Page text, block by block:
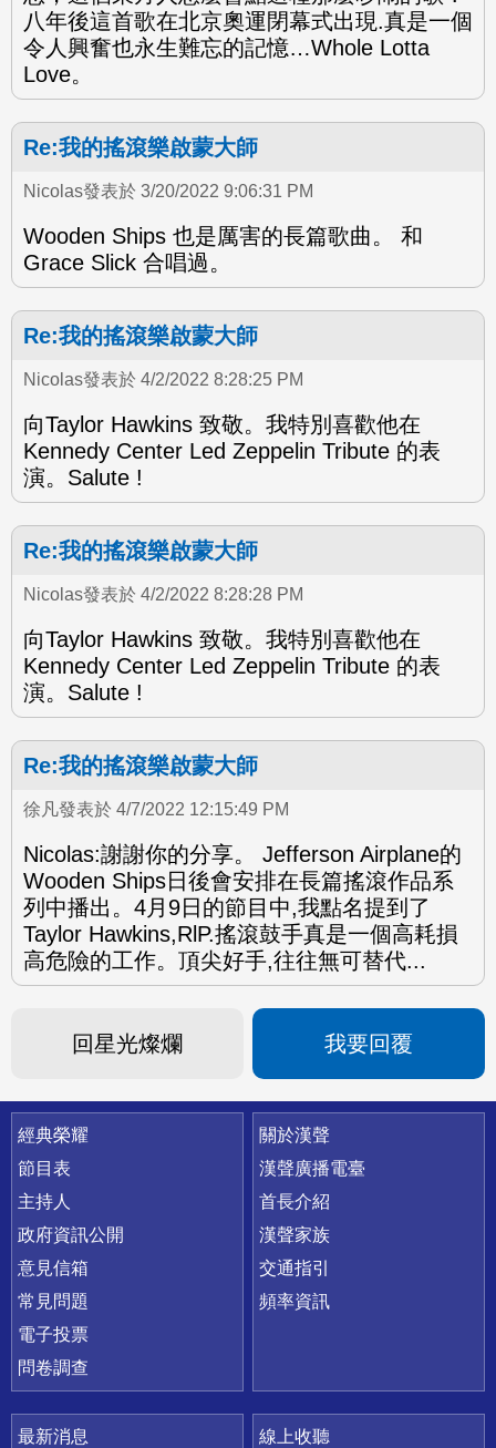
八年後這首歌在北京奧運閉幕式出現.真是一個
令人興奮也永生難忘的記憶…Whole Lotta
Love。
Re:我的搖滾樂啟蒙大師
Nicolas發表於 3/20/2022 9:06:31 PM
Wooden Ships 也是厲害的長篇歌曲。 和
Grace Slick 合唱過。
Re:我的搖滾樂啟蒙大師
Nicolas發表於 4/2/2022 8:28:25 PM
向Taylor Hawkins 致敬。我特別喜歡他在
Kennedy Center Led Zeppelin Tribute 的表
演。Salute !
Re:我的搖滾樂啟蒙大師
Nicolas發表於 4/2/2022 8:28:28 PM
向Taylor Hawkins 致敬。我特別喜歡他在
Kennedy Center Led Zeppelin Tribute 的表
演。Salute !
Re:我的搖滾樂啟蒙大師
徐凡發表於 4/7/2022 12:15:49 PM
Nicolas:謝謝你的分享。 Jefferson Airplane的
Wooden Ships日後會安排在長篇搖滾作品系
列中播出。4月9日的節目中,我點名提到了
Taylor Hawkins,RlP.搖滾鼓手真是一個高耗損
高危險的工作。頂尖好手,往往無可替代...
回星光燦爛 我要回覆
快速連結
經典榮耀
節目表
主持人
政府資訊公開
意見信箱
常見問題
電子投票
問卷調查
關於漢聲
漢聲廣播電臺
首長介紹
漢聲家族
交通指引
頻率資訊
最新消息
線上收聽